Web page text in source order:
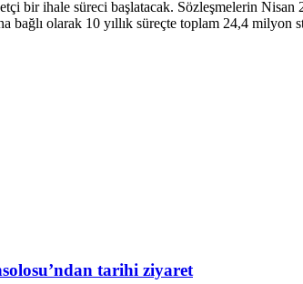
bir ihale süreci başlatacak. Sözleşmelerin
olarak 10 yıllık süreçte toplam 24,4 milyon
tarihi ziyaret